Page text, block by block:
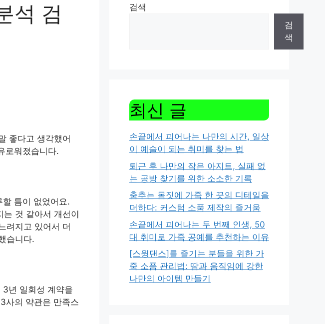
석 검
좋다고 생각했어
로워졌습니다.
틈이 없었어요.
것 같아서 개선이
려지고 있어서 더
습니다.
년 일회성 계약을
사의 약관은 만족스
검색
검
색
최신 글
손끝에서 피어나는 나만의 시간, 일상
이 예술이 되는 취미를 찾는 법
퇴근 후 나만의 작은 아지트, 실패 없
는 공방 찾기를 위한 소소한 기록
춤추는 몸짓에 가죽 한 끗의 디테일을
더하다: 커스텀 소품 제작의 즐거움
손끝에서 피어나는 두 번째 인생, 50
대 취미로 가죽 공예를 추천하는 이유
[스윙댄스]를 즐기는 분들을 위한 가
죽 소품 관리법: 땀과 움직임에 강한
나만의 아이템 만들기